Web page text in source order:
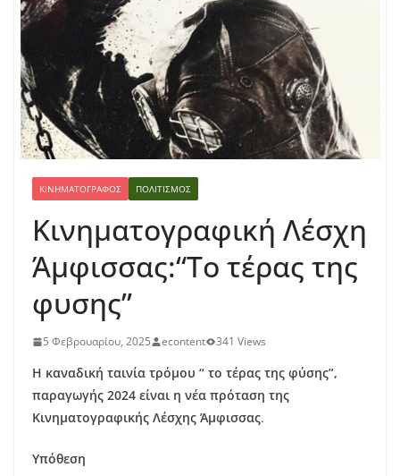
ΚΙΝΗΜΑΤΟΓΡΆΦΟΣ ΠΟΛΙΤΙΣΜΌΣ
Κινηματογραφική Λέσχη
Άμφισσας:“Το τέρας της
φυσης”
5 Φεβρουαρίου, 2025 econtent 341 Views
Η καναδική ταινία τρόμου “ το τέρας της φύσης”,
παραγωγής 2024 είναι η νέα πρόταση της
Κινηματογραφικής Λέσχης Άμφισσας.
Υπόθεση